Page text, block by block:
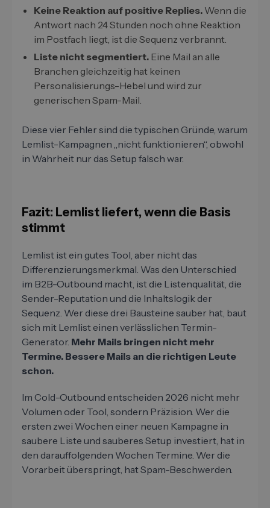
Keine Reaktion auf positive Replies. Wenn die
Antwort nach 24 Stunden noch ohne Reaktion
im Postfach liegt, ist die Sequenz verbrannt.
Liste nicht segmentiert. Eine Mail an alle
Branchen gleichzeitig hat keinen
Personalisierungs-Hebel und wird zur
generischen Spam-Mail.
Diese vier Fehler sind die typischen Gründe, warum
Lemlist-Kampagnen „nicht funktionieren“, obwohl
in Wahrheit nur das Setup falsch war.
Fazit: Lemlist liefert, wenn die Basis
stimmt
Lemlist ist ein gutes Tool, aber nicht das
Differenzierungsmerkmal. Was den Unterschied
im B2B-Outbound macht, ist die Listenqualität, die
Sender-Reputation und die Inhaltslogik der
Sequenz. Wer diese drei Bausteine sauber hat, baut
sich mit Lemlist einen verlässlichen Termin-
Generator. Mehr Mails bringen nicht mehr
Termine. Bessere Mails an die richtigen Leute
schon.
Im Cold-Outbound entscheiden 2026 nicht mehr
Volumen oder Tool, sondern Präzision. Wer die
ersten zwei Wochen einer neuen Kampagne in
saubere Liste und sauberes Setup investiert, hat in
den darauffolgenden Wochen Termine. Wer die
Vorarbeit überspringt, hat Spam-Beschwerden.